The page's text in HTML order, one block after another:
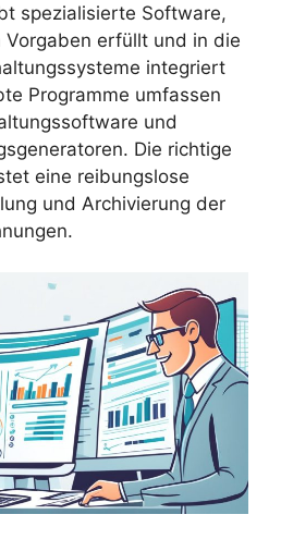
spezialisierte Software,
erfüllt und in die
integriert
Programme umfassen
und
Die richtige
eine reibungslose
und Archivierung der